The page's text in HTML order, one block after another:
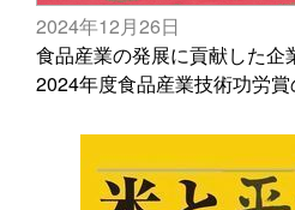
2024年12月26日
食品産業の発展に貢献した企
2024年度食品産業技術功労賞